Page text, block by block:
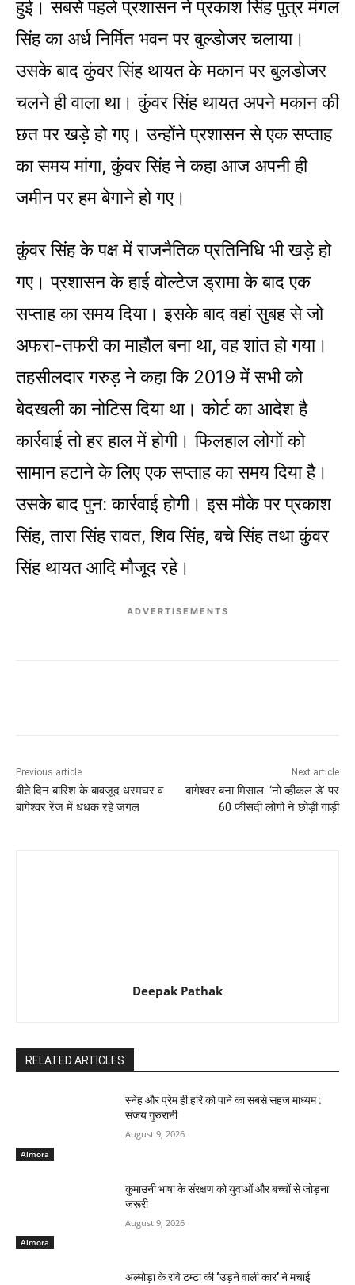
हुई। सबसे पहले प्रशासन ने प्रकाश सिंह पुत्र मंगल
सिंह का अर्ध निर्मित भवन पर बुल्डोजर चलाया।
उसके बाद कुंवर सिंह थायत के मकान पर बुलडोजर
चलने ही वाला था। कुंवर सिंह थायत अपने मकान की
छत पर खड़े हो गए। उन्होंने प्रशासन से एक सप्ताह
का समय मांगा, कुंवर सिंह ने कहा आज अपनी ही
जमीन पर हम बेगाने हो गए।
कुंवर सिंह के पक्ष में राजनैतिक प्रतिनिधि भी खड़े हो
गए। प्रशासन के हाई वोल्टेज ड्रामा के बाद एक
सप्ताह का समय दिया। इसके बाद वहां सुबह से जो
अफरा-तफरी का माहौल बना था, वह शांत हो गया।
तहसीलदार गरुड़ ने कहा कि 2019 में सभी को
बेदखली का नोटिस दिया था। कोर्ट का आदेश है
कार्रवाई तो हर हाल में होगी। फिलहाल लोगों को
सामान हटाने के लिए एक सप्ताह का समय दिया है।
उसके बाद पुन: कार्रवाई होगी। इस मौके पर प्रकाश
सिंह, तारा सिंह रावत, शिव सिंह, बचे सिंह तथा कुंवर
सिंह थायत आदि मौजूद रहे।
ADVERTISEMENTS
Previous article
बीते दिन बारिश के बावजूद धरमघर व
बागेश्वर रेंज में धधक रहे जंगल
Next article
बागेश्वर बना मिसाल: ‘नो व्हीकल डे’ पर
60 फीसदी लोगों ने छोड़ी गाड़ी
Deepak Pathak
RELATED ARTICLES
Almora
स्नेह और प्रेम ही हरि को पाने का सबसे सहज माध्यम :
संजय गुरुरानी
August 9, 2026
Almora
कुमाउनी भाषा के संरक्षण को युवाओं और बच्चों से जोड़ना
जरूरी
August 9, 2026
अल्मोड़ा के रवि टम्टा की ‘उड़ने वाली कार’ ने मचाई